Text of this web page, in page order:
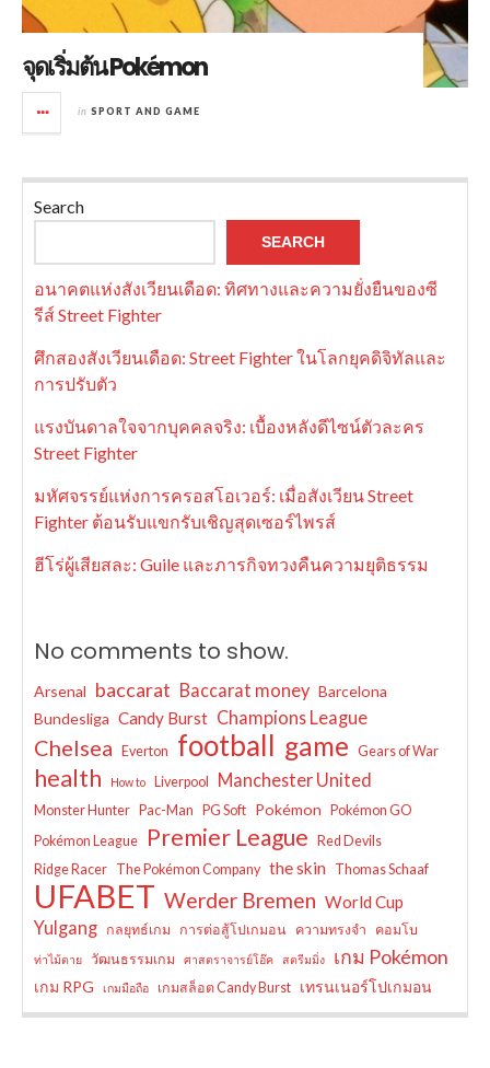
จุดเริ่มต้น Pokémon
in SPORT AND GAME
Search
SEARCH
อนาคตแห่งสังเวียนเดือด: ทิศทางและความยั่งยืนของซี
รีส์ Street Fighter
ศึกสองสังเวียนเดือด: Street Fighter ในโลกยุคดิจิทัลและ
การปรับตัว
แรงบันดาลใจจากบุคคลจริง: เบื้องหลังดีไซน์ตัวละคร
Street Fighter
มหัศจรรย์แห่งการครอสโอเวอร์: เมื่อสังเวียน Street
Fighter ต้อนรับแขกรับเชิญสุดเซอร์ไพรส์
ฮีโร่ผู้เสียสละ: Guile และภารกิจทวงคืนความยุติธรรม
No comments to show.
Arsenal baccarat Baccarat money Barcelona
Bundesliga Candy Burst Champions League
Chelsea Everton football game Gears of War
health How to Liverpool Manchester United
Monster Hunter Pac-Man PG Soft Pokémon
Pokémon GO
Pokémon League
Premier League
Red Devils
Ridge Racer The Pokémon Company the skin Thomas Schaaf
UFABET Werder Bremen World Cup
Yulgang กลยุทธ์เกม การต่อสู้โปเกมอน ความทรงจำ คอมโบ
ท่าไม้ตาย วัฒนธรรมเกม ศาสตราจารย์โอ๊ค สตรีมมิ่ง เกม Pokémon
เกม RPG เกมมือถือ เกมสล็อต Candy Burst เทรนเนอร์โปเกมอน